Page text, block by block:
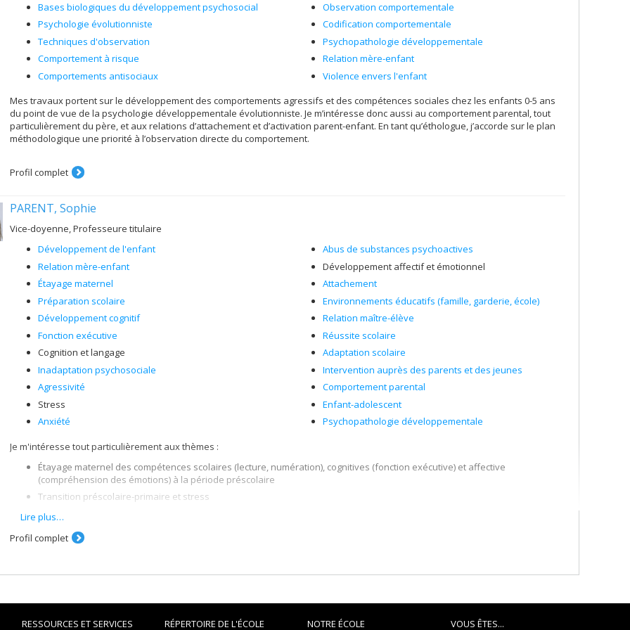
Au Centre de Recherche Azrieli du CHU mère-enfant Sainte-Justine et en tant que chercheuse au Groupe de recherche sur les
environnements scolaires (GRES), je m’occupe de cinq créneaux en santé du cerveau, toujours avec une perspective longitudinale
Les risques bio-psycho-sociaux associés avec une surexposition à la télévision en bas âge (2 à 5 ans);
Les risques bio-psycho-sociaux associés avec l’exposition à la fumée secondaire en bas âge;
L'influence de l'activité physique et le sport juvenile sur le bien-être bio-psycho-social chez les jeunes à long-terme;
Les processus et enjeux multidisciplinaires reliés au bien-être et l'épanouissment chez les enfants, les adolescents et les
adultes en emergence.
clinique du trouble du déficit de l'attention avec/sans hyperactivité, selon les lignes directrices cliniques nationales fournies par la
CADDRA ; (2) la rédaction efficace d’articles scientifiques (en anglais) pour des revues APA et AMA, destinées aux chercheurs
Si vous êtes captivée par la relation entre le développement psychosocial et la santé chez l'enfant et l’adolescent, il y a la
possibilité de supervision des projets (de mémoire, de thèse ou de recherche post-doctorale) dans le cadre de mes collaborations
Bases biologiques du développement psychosocial
Psychologie évolutionniste
Techniques d'observation
Comportement à risque
Comportements antisociaux
Observation comportementale
Codification comportementale
Psychopathologie développementale
Relation mère-enfant
Violence envers l'enfant
Mes travaux portent sur le développement des comportements agressifs et des compétences sociales chez les enfants 0-5 ans
du point de vue de la psychologie développementale évolutionniste. Je m’intéresse donc aussi au comportement parental, tout
particulièrement du père, et aux relations d’attachement et d’activation parent-enfant. En tant qu’éthologue, j’accorde sur le plan
méthodologique une priorité à l’observation directe du comportement.
Profil complet
PARENT, Sophie
Vice-doyenne, Professeure titulaire
Développement de l'enfant
Relation mère-enfant
Étayage maternel
Préparation scolaire
Développement cognitif
Fonction exécutive
Cognition et langage
Inadaptation psychosociale
Agressivité
Stress
Anxiété
Abus de substances psychoactives
Développement affectif et émotionnel
Attachement
Environnements éducatifs (famille, garderie, école)
Relation maître-élève
Réussite scolaire
Adaptation scolaire
Intervention auprès des parents et des jeunes
Comportement parental
Enfant-adolescent
Psychopathologie développementale
Je m'intéresse tout particulièrement aux thèmes :
Étayage maternel des compétences scolaires (lecture, numération), cognitives (fonction exécutive) et affective
(compréhension des émotions) à la période préscolaire
Transition préscolaire-primaire et stress
Facteurs familiaux associés aux problèmes d’adaptation psychosociale (agression, anxiété, prise de risque), à la fonction
exécutive et à l'engagement scolaire
Attachement à la mère et aux enseignant(e)s de l'école primaire
Lire plus…
Profil complet
RESSOURCES ET SERVICES RÉPERTOIRE DE L'ÉCOLE NOTRE ÉCOLE VOUS ÊTES...